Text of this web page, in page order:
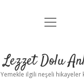
Anasayfa
Yasal Uyarı
menüyü
Lezzet Dolu
Yemekle ilgili neşeli hikayeler